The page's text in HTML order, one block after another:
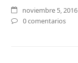
noviembre 5, 2016
0 comentarios